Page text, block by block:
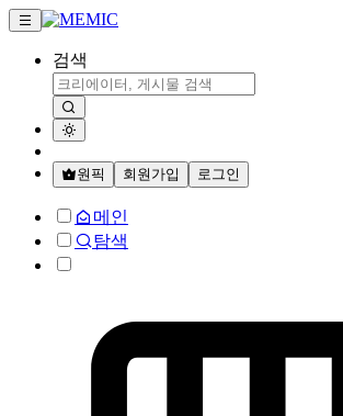
검색
원픽 회원가입 로그인
메인
탐색